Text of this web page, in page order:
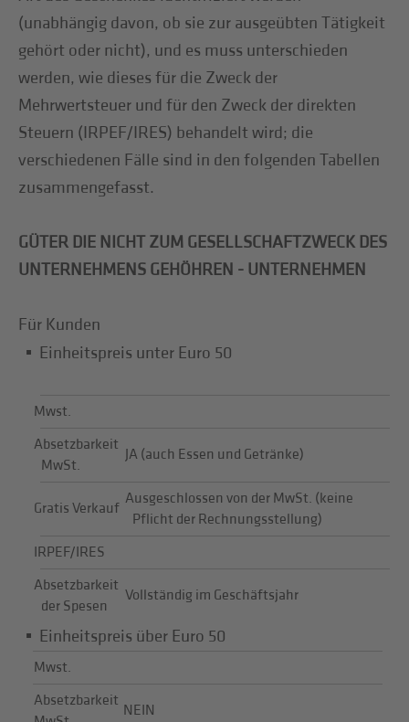
(unabhängig davon, ob sie zur ausgeübten Tätigkeit
gehört oder nicht), und es muss unterschieden
werden, wie dieses für die Zweck der
Mehrwertsteuer und für den Zweck der direkten
Steuern (IRPEF/IRES) behandelt wird; die
verschiedenen Fälle sind in den folgenden Tabellen
zusammengefasst.
GÜTER DIE NICHT ZUM GESELLSCHAFTZWECK DES
UNTERNEHMENS GEHÖHREN - UNTERNEHMEN
Für Kunden
Einheitspreis unter Euro 50
Mwst.
Absetzbarkeit
MwSt.
JA (auch Essen und Getränke)
Gratis Verkauf
Ausgeschlossen von der MwSt. (keine
Pflicht der Rechnungsstellung)
IRPEF/IRES
Absetzbarkeit
der Spesen
Vollständig im Geschäftsjahr
Einheitspreis über Euro 50
Mwst.
Absetzbarkeit
NEIN